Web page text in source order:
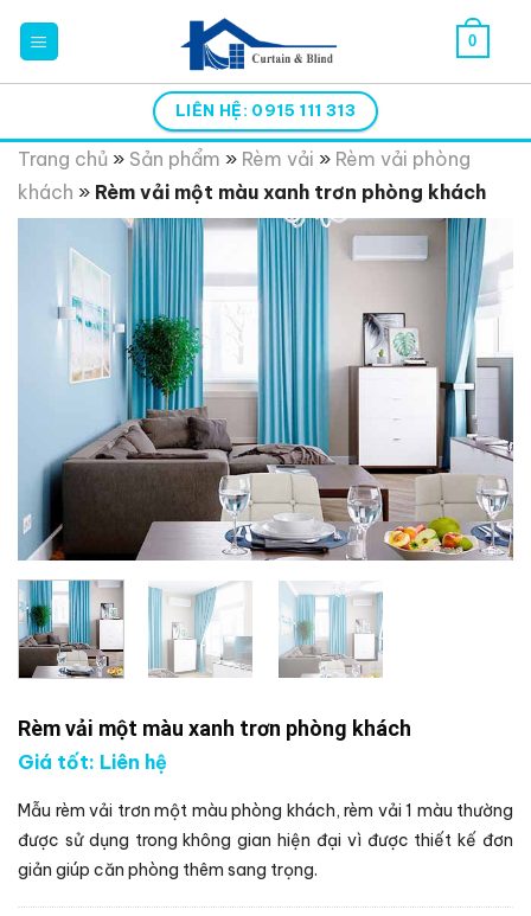
content
0
LIÊN HỆ: 0915 111 313
Trang chủ » Sản phẩm » Rèm vải » Rèm vải phòng
khách » Rèm vải một màu xanh trơn phòng khách
Rèm vải một màu xanh trơn phòng khách
Giá tốt: Liên hệ
Mẫu rèm vải trơn một màu phòng khách, rèm vải 1 màu thường
được sử dụng trong không gian hiện đại vì được thiết kế đơn
giản giúp căn phòng thêm sang trọng.